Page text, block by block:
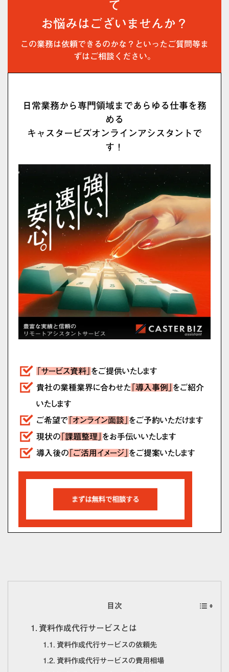
て
お悩みはございませんか？
この業務は依頼できるのかな？といったご質問等ま
ずはご相談ください。
日常業務から専門領域まであらゆる仕事を務
める
キャスタービズオンラインアシスタントで
す！
「サービス資料」 をご提供いたします
貴社の業種業界に合わせた 「導入事例」 をご紹介
いたします
ご希望で 「オンライン面談」 をご予約いただけます
現状の 「課題整理」 をお手伝いいたします
導入後の 「ご活用イメージ」 をご提案いたします
目次
資料作成代行サービスとは
資料作成代行サービスの依頼先
資料作成代行サービスの費用相場